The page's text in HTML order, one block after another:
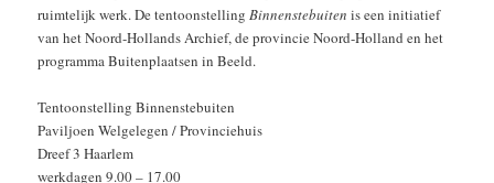
ruimtelijk werk. De tentoonstellingBinnenstebuiten is een initiatief
van het Noord-Hollands Archief, de provincie Noord-Holland en het
programma Buitenplaatsen in Beeld.
Tentoonstelling Binnenstebuiten
Paviljoen Welgelegen / Provinciehuis
Dreef 3 Haarlem
werkdagen 9.00 – 17.00